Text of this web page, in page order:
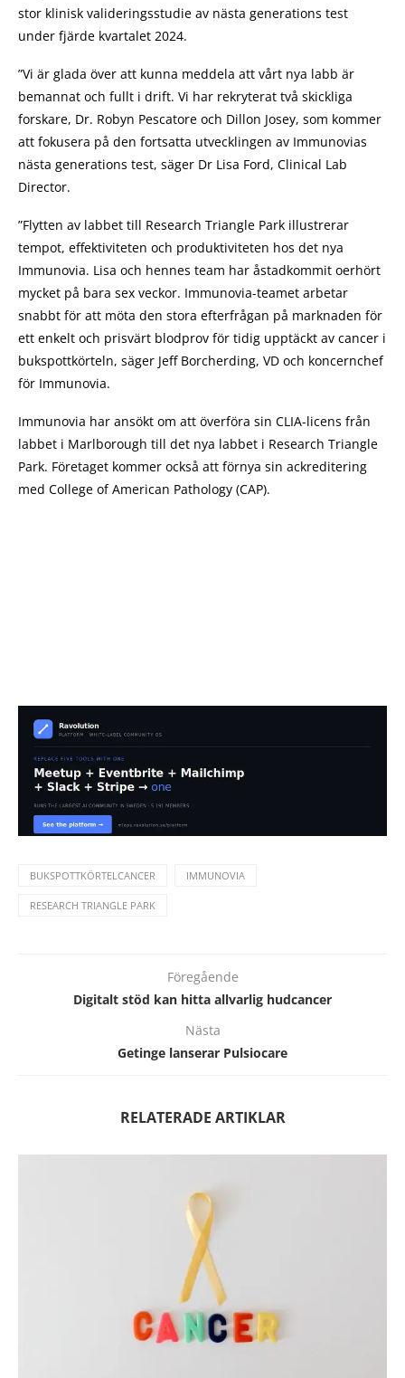
stor klinisk valideringsstudie av nästa generations test
under fjärde kvartalet 2024.
”Vi är glada över att kunna meddela att vårt nya labb är
bemannat och fullt i drift. Vi har rekryterat två skickliga
forskare, Dr. Robyn Pescatore och Dillon Josey, som kommer
att fokusera på den fortsatta utvecklingen av Immunovias
nästa generations test, säger Dr Lisa Ford, Clinical Lab
Director.
”Flytten av labbet till Research Triangle Park illustrerar
tempot, effektiviteten och produktiviteten hos det nya
Immunovia. Lisa och hennes team har åstadkommit oerhört
mycket på bara sex veckor. Immunovia-teamet arbetar
snabbt för att möta den stora efterfrågan på marknaden för
ett enkelt och prisvärt blodprov för tidig upptäckt av cancer i
bukspottkörteln, säger Jeff Borcherding, VD och koncernchef
för Immunovia.
Immunovia har ansökt om att överföra sin CLIA-licens från
labbet i Marlborough till det nya labbet i Research Triangle
Park. Företaget kommer också att förnya sin ackreditering
med College of American Pathology (CAP).
BUKSPOTTKÖRTELCANCER IMMUNOVIA
RESEARCH TRIANGLE PARK
Föregående
Digitalt stöd kan hitta allvarlig hudcancer
Nästa
Getinge lanserar Pulsiocare
RELATERADE ARTIKLAR